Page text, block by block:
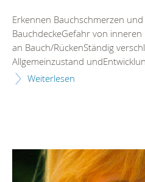
Erkennen Bauchschmerzen
BauchdeckeGefahr von
an Bauch/RückenStändig
Allgemeinzustand
Weiterlesen